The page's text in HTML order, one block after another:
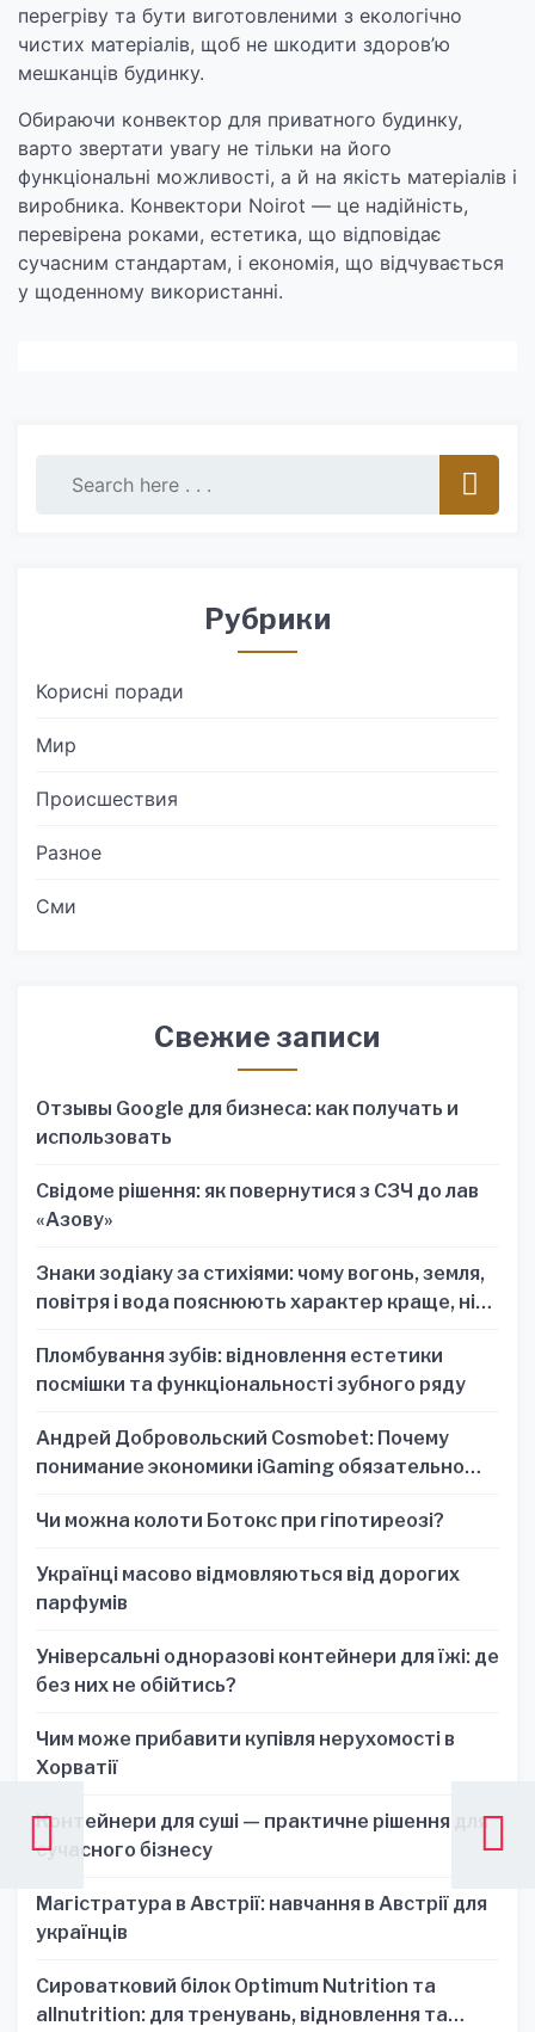
перегріву та бути виготовленими з екологічно
чистих матеріалів, щоб не шкодити здоров’ю
мешканців будинку.
Обираючи конвектор для приватного будинку,
варто звертати увагу не тільки на його
функціональні можливості, а й на якість матеріалів і
виробника. Конвектори Noirot — це надійність,
перевірена роками, естетика, що відповідає
сучасним стандартам, і економія, що відчувається
у щоденному використанні.
Рубрики
Корисні поради
Мир
Происшествия
Разное
Сми
Свежие записи
Отзывы Google для бизнеса: как получать и
использовать
Свідоме рішення: як повернутися з СЗЧ до лав
«Азову»
Знаки зодіаку за стихіями: чому вогонь, земля,
повітря і вода пояснюють характер краще, ніж
Пломбування зубів: відновлення естетики
посмішки та функціональності зубного ряду
Андрей Добровольский Cosmobet: Почему
понимание экономики iGaming обязательно
Чи можна колоти Ботокс при гіпотиреозі?
Українці масово відмовляються від дорогих
парфумів
Універсальні одноразові контейнери для їжі: де
без них не обійтись?
Чим може прибавити купівля нерухомості в
Хорватії
Контейнери для суші — практичне рішення для
сучасного бізнесу
Магістратура в Австрії: навчання в Австрії для
українців
Сироватковий білок Optimum Nutrition та
allnutrition: для тренувань, відновлення та